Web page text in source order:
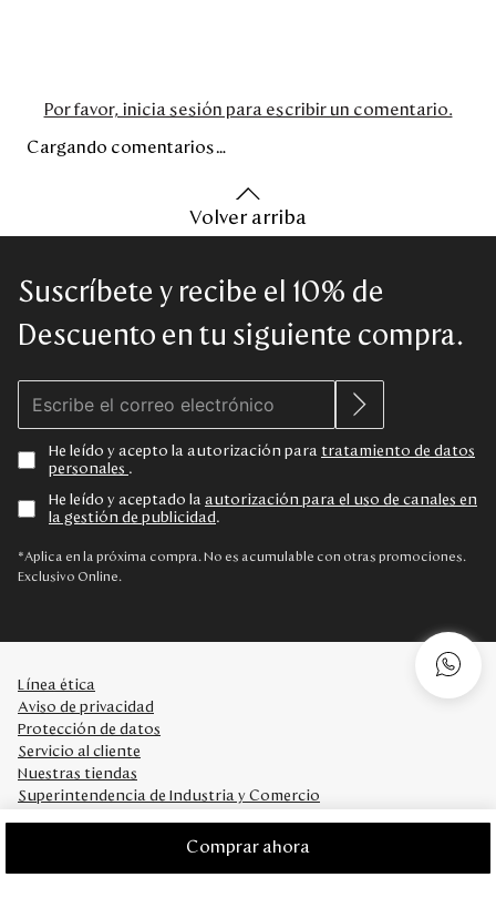
Comprar ahora
Por favor, inicia sesión para escribir un comentario.
Cargando comentarios…
Volver arriba
Suscríbete y recibe el 10% de
Descuento en tu siguiente compra.
He leído y acepto la autorización para tratamiento de datos
personales .
He leído y aceptado la autorización para el uso de canales en
la gestión de publicidad .
*Aplica en la próxima compra. No es acumulable con otras promociones.
Exclusivo Online.
Línea ética
Aviso de privacidad
Protección de datos
Servicio al cliente
Nuestras tiendas
Superintendencia de Industria y Comercio